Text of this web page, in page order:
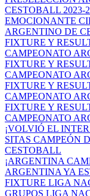
CESTOBALL 2023-
EMOCIONANTE
ARGENTINO DE
FIXTURE Y
CAMPEONATO
FIXTURE Y
CAMPEONATO
FIXTURE Y
CAMPEONATO
FIXTURE Y
CAMPEONATO
¡VOLVIÓ EL
SITAS CAMPEÓN
CESTOBALL
¡ARGENTINA
ARGENTINA YA
FIXTURE LIGA
GRUPOS LIGA